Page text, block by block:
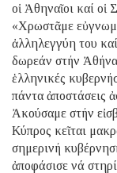
οἱ Ἀθηναῖοι καί οἱ
«Χρωστᾶμε
ἀλληλεγγύη του
δωρεάν στήν
ἑλληνικές
πάντα ἀποστάσεις
Ἀκούσαμε στήν
Κύπρος κεῖται
σημερινή
ἀποφάσισε νά